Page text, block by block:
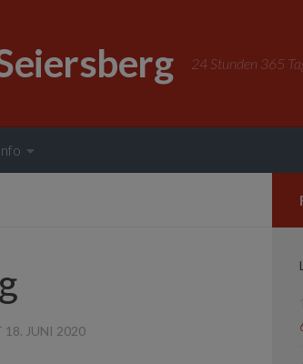
24 Stunden 365
18. JUNI 2020